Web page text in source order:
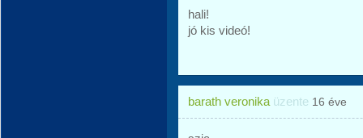
hali!
jó kis videó!
barath veronika üzente 16 éve